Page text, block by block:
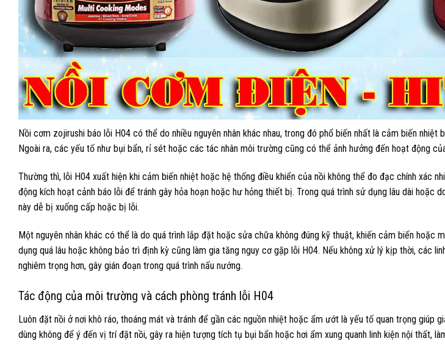
Nồi cơm zojirushi báo lỗi H04 có thể do nhiều nguyên nhân khác nhau, trong đó phổ biến nhất là cảm biến
Ngoài ra, các yếu tố như bụi bẩn, rỉ sét hoặc các tác nhân môi trường cũng có thể ảnh hưởng đến hoạt động
Thường thì, lỗi H04 xuất hiện khi cảm biến nhiệt hoặc hệ thống điều khiển của nồi không thể đo đạc chính xác
động kích hoạt cảnh báo lỗi để tránh gây hỏa hoạn hoặc hư hỏng thiết bị. Trong quá trình sử dụng lâu dài hoặc
này dễ bị xuống cấp hoặc bị lỗi.
Một nguyên nhân khác có thể là do quá trình lắp đặt hoặc sửa chữa không đúng kỹ thuật, khiến cảm biến hoặc
dụng quá lâu hoặc không bảo trì định kỳ cũng làm gia tăng nguy cơ gặp lỗi H04. Nếu không xử lý kịp thời, các
nghiêm trọng hơn, gây gián đoạn trong quá trình nấu nướng.
Tác động của môi trường và cách phòng tránh lỗi H04
Luôn đặt nồi ở nơi khô ráo, thoáng mát và tránh để gần các nguồn nhiệt hoặc ẩm ướt là yếu tố quan trọng giúp
dùng không để ý đến vị trí đặt nồi, gây ra hiện tượng tích tụ bụi bẩn hoặc hơi ẩm xung quanh linh kiện nội thất,